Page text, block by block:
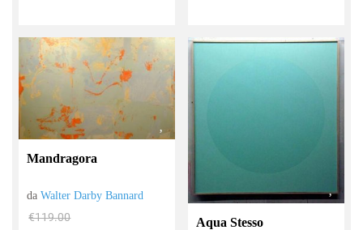
Mandragora
daWalter Darby Bannard
€119.00 Aqua Stesso